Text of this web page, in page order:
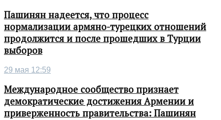
Пашинян надеется, что процесс
нормализации армяно-турецких отношений
продолжится и после прошедших в Турции
выборов
29 мая 12:59
Международное сообщество признает
демократические достижения Армении и
приверженность правительства: Пашинян